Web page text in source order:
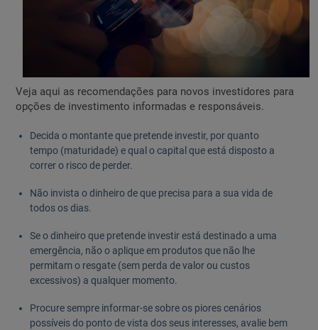
Veja aqui as recomendações para novos investidores para
opções de investimento informadas e responsáveis.
Decida o montante que pretende investir, por quanto
tempo (maturidade) e qual o capital que está disposto a
correr o risco de perder.
Não invista o dinheiro de que precisa para a sua vida de
todos os dias.
Se o dinheiro que pretende investir está destinado a uma
emergência, não o aplique em produtos que não lhe
permitam o resgate (sem perda de valor ou custos
excessivos) a qualquer momento.
Procure sempre informar-se sobre os piores cenários
possíveis do ponto de vista dos seus interesses, avalie bem